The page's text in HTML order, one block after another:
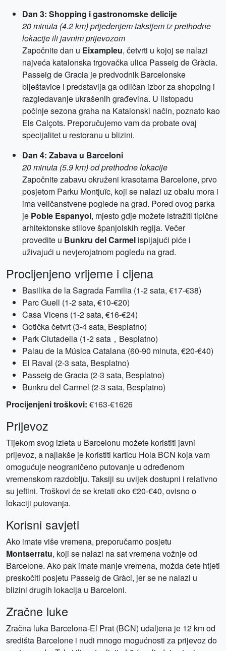
Dan 3: Shopping i gastronomske delicije
20 minuta (4.2 km) prijeđenjem taksijem iz prethodne
lokacije ili javnim prijevozom
Započnite dan u Eixampleu, četvrti u kojoj se nalazi
najveća katalonska trgovačka ulica Passeig de Gràcia.
Passeig de Gracia je predvodnik Barcelonske
blještavice i predstavlja ga odličan izbor za shopping i
razgledavanje ukrašenih građevina. U listopadu
počinje sezona graha na Katalonski način, poznato kao
Els Calçots. Preporučujemo vam da probate ovaj
specijalitet u restoranu u blizini.
Dan 4: Zabava u Barceloni
20 minuta (5.9 km) od prethodne lokacije
Započnite zabavu okruženi krasotama Barcelone, prvo
posjetom Parku Montjuïc, koji se nalazi uz obalu mora i
ima veličanstvene poglede na grad. Pored ovog parka
je Poble Espanyol, mjesto gdje možete istražiti tipične
arhitektonske stilove španjolskih regija. Večer
provedite u Bunkru del Carmel ispijajući piće i
uživajući u nevjerojatnom pogledu na grad.
Procijenjeno vrijeme i cijena
Basilika de la Sagrada Familia (1-2 sata, €17-€38)
Parc Guell (1-2 sata, €10-€20)
Casa Vicens (1-2 sata, €16-€24)
Gotička četvrt (3-4 sata, Besplatno)
Park Ciutadella (1-2 sata，Besplatno)
Palau de la Música Catalana (60-90 minuta, €20-€40)
El Raval (2-3 sata, Besplatno)
Passeig de Gracia (2-3 sata, Besplatno)
Bunkru del Carmel (2-3 sata, Besplatno)
Procijenjeni troškovi: €163-€1626
Prijevoz
Tijekom svog izleta u Barcelonu možete koristiti javni
prijevoz, a najlakše je koristiti karticu Hola BCN koja vam
omogućuje neograničeno putovanje u određenom
vremenskom razdoblju. Taksiji su uvijek dostupni i relativno
su jeftini. Troškovi će se kretati oko €20-€40, ovisno o
lokaciji putovanja.
Korisni savjeti
Ako imate više vremena, preporučamo posjetu
Montserratu, koji se nalazi na sat vremena vožnje od
Barcelone. Ako pak imate manje vremena, možda ćete htjeti
preskočiti posjetu Passeig de Gràci, jer se ne nalazi u
blizini drugih lokacija u Barceloni.
Zračne luke
Zračna luka Barcelona-El Prat (BCN) udaljena je 12 km od
središta Barcelone i nudi mnogo mogućnosti za prijevoz do